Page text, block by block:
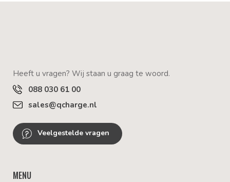
Heeft u vragen? Wij staan u graag te woord.
088 030 61 00
sales@qcharge.nl
Veelgestelde vragen
MENU